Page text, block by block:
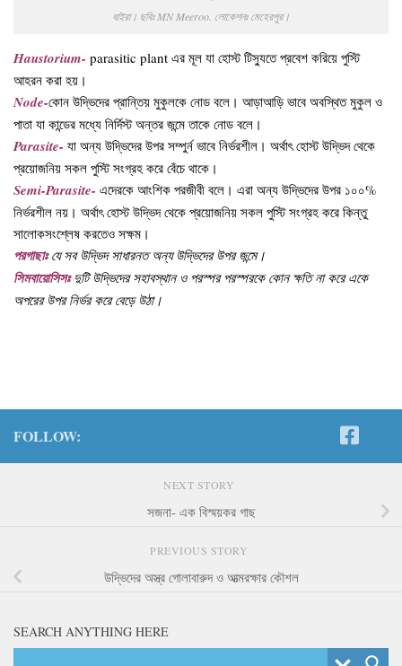
ধাইরা। ছবিঃ MN Meeroo. লোকেশনঃ মেহেরপুর।
Haustorium- parasitic plant এর মূল যা হোস্ট টিস্যুতে প্রবেশ করিয়ে পুস্টি
আহরন করা হয়।
Node-কোন উদ্ভিদের প্রান্তিয় মুকুলকে নোড বলে। আড়াআড়ি ভাবে অবস্থিত মুকুল ও
পাতা যা কান্ডের মধ্যে নির্দিস্ট অন্তর জন্মে তাকে নোড বলে।
Parasite- যা অন্য উদ্ভিদের উপর সম্পুর্ন ভাবে নির্ভরশীল। অর্থাৎ হোস্ট উদ্ভিদ থেকে
প্রয়োজনিয় সকল পুস্টি সংগ্রহ করে বেঁচে থাকে।
Semi-Parasite- এদেরকে আংশিক পরজীবী বলে। এরা অন্য উদ্ভিদের উপর ১০০%
নির্ভরশীল নয়। অর্থাৎ হোস্ট উদ্ভিদ থেকে প্রয়োজনিয় সকল পুস্টি সংগ্রহ করে কিন্তু
সালোকসংশ্লেষ করতেও সক্ষম।
পরগাছাঃ যে সব উদ্ভিদ সাধারনত অন্য উদ্ভিদের উপর জন্মে।
সিমবায়োসিসঃ দুটি উদ্ভিদের সহাবস্থান ও পরস্পর পরস্পরকে কোন ক্ষতি না করে একে
অপরের উপর নির্ভর করে বেড়ে উঠা।
FOLLOW:
NEXT STORY
সজনা- এক বিস্ময়কর গাছ
PREVIOUS STORY
উদ্ভিদের অস্ত্র গোলাবারুদ ও আত্মরক্ষার কৌশল
SEARCH ANYTHING HERE